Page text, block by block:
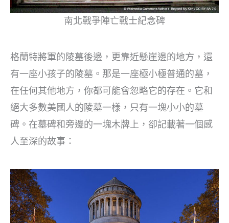
南北戰爭陣亡戰士紀念碑
格蘭特將軍的陵墓後邊，更靠近懸崖邊的地方，還
有一座小孩子的陵墓。那是一座極小極普通的墓，
在任何其他地方，你都可能會忽略它的存在。它和
絕大多數美國人的陵墓一樣，只有一塊小小的墓
碑。在墓碑和旁邊的一塊木牌上，卻記載著一個感
人至深的故事：